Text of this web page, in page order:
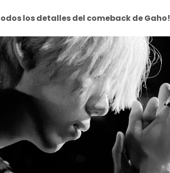
los detalles del comeback de Gaho!